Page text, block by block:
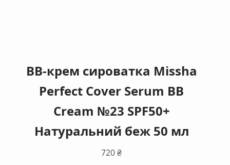
ВВ-крем сироватка Missha
Perfect Cover Serum BB
Cream №23 SPF50+
Натуральний беж 50 мл
720₴